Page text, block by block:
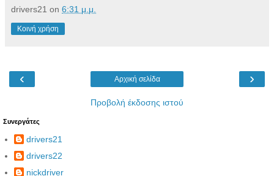
drivers21 on 6:31 μ.μ.
Κοινή χρήση
‹ ›
Αρχική σελίδα
Προβολή έκδοσης ιστού
Συνεργάτες
drivers21
drivers22
nickdriver